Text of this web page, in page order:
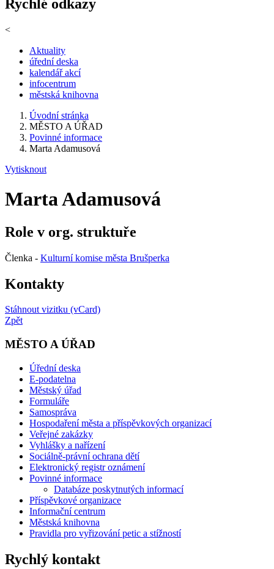
Rychlé odkazy
<
Aktuality
úřední deska
kalendář akcí
infocentrum
městská knihovna
Úvodní stránka
MĚSTO A ÚŘAD
Povinné informace
Marta Adamusová
Vytisknout
Marta Adamusová
Role v org. struktuře
Členka - Kulturní komise města Brušperka
Kontakty
Stáhnout vizitku (vCard)
Zpět
MĚSTO A ÚŘAD
Úřední deska
E-podatelna
Městský úřad
Formuláře
Samospráva
Hospodaření města a příspěvkových organizací
Veřejné zakázky
Vyhlášky a nařízení
Sociálně-právní ochrana dětí
Elektronický registr oznámení
Povinné informace
Databáze poskytnutých informací
Příspěvkové organizace
Informační centrum
Městská knihovna
Pravidla pro vyřizování petic a stížností
Rychlý kontakt